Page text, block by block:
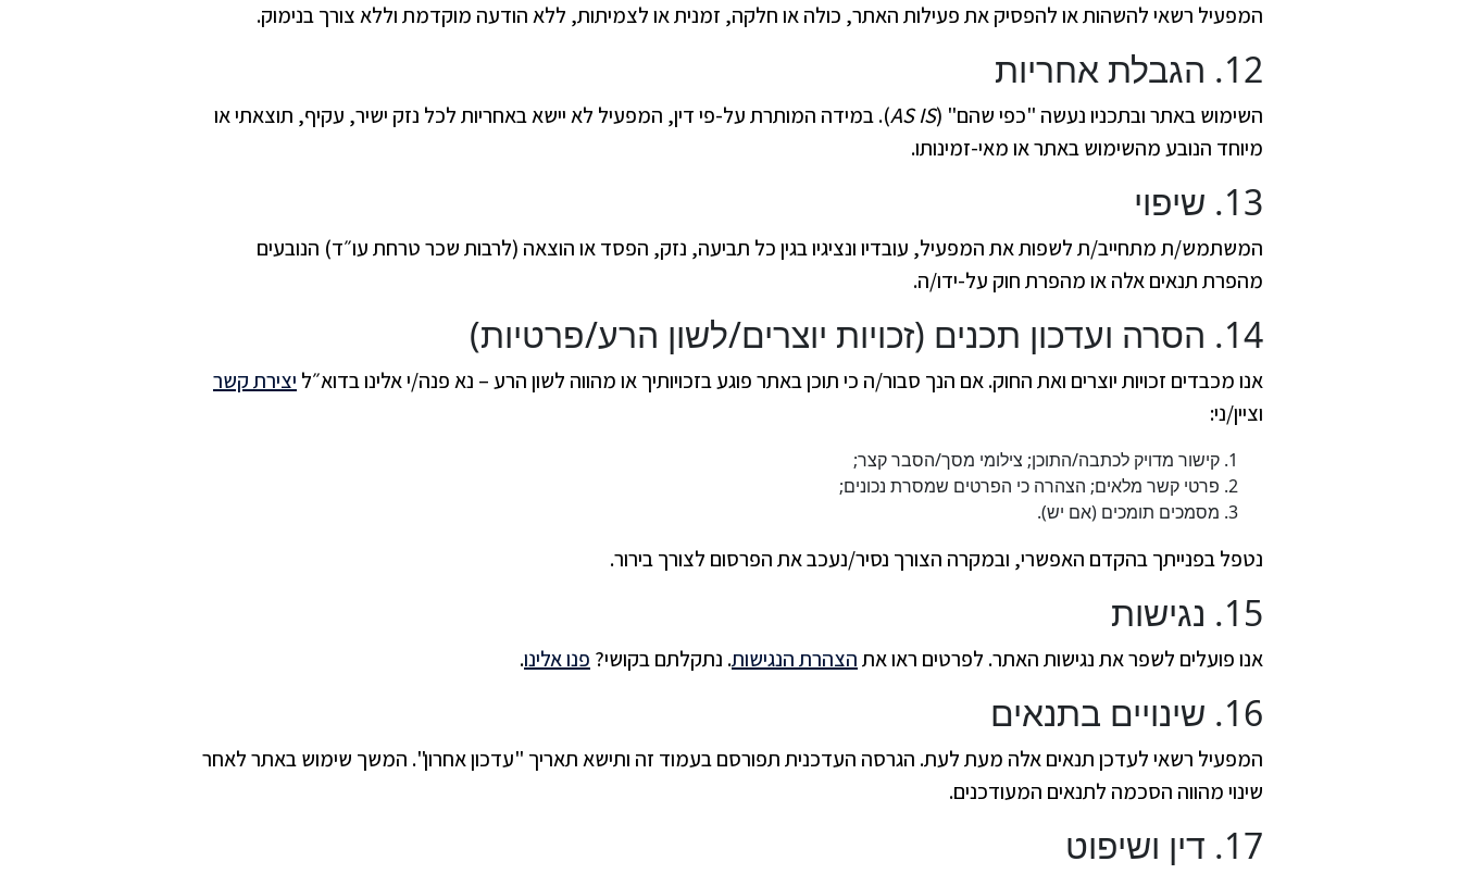
המפעיל רשאי להשהות או להפסיק את פעילות האתר, כולה או חלקה, זמנית או לצמיתות, ללא הודעה מוקדמת וללא צורך בנימוק.
12. הגבלת אחריות
השימוש באתר ובתכניו נעשה "כפי שהם" (AS IS). במידה המותרת על-פי דין, המפעיל לא יישא באחריות לכל נזק ישיר, עקיף, תוצאתי או
מיוחד הנובע מהשימוש באתר או מאי-זמינותו.
13. שיפוי
המשתמש/ת מתחייב/ת לשפות את המפעיל, עובדיו ונציגיו בגין כל תביעה, נזק, הפסד או הוצאה (לרבות שכר טרחת עו״ד) הנובעים
מהפרת תנאים אלה או מהפרת חוק על-ידו/ה.
14. הסרה ועדכון תכנים (זכויות יוצרים/לשון הרע/פרטיות)
אנו מכבדים זכויות יוצרים ואת החוק. אם הנך סבור/ה כי תוכן באתר פוגע בזכויותיך או מהווה לשון הרע – נא פנה/י אלינו בדוא״ל יצירת קשר
וציין/ני:
קישור מדויק לכתבה/התוכן; צילומי מסך/הסבר קצר;
פרטי קשר מלאים; הצהרה כי הפרטים שמסרת נכונים;
מסמכים תומכים (אם יש).
נטפל בפנייתך בהקדם האפשרי, ובמקרה הצורך נסיר/נעכב את הפרסום לצורך בירור.
15. נגישות
אנו פועלים לשפר את נגישות האתר. לפרטים ראו אתהצהרת הנגישות. נתקלתם בקושי? פנו אלינו.
16. שינויים בתנאים
המפעיל רשאי לעדכן תנאים אלה מעת לעת. הגרסה העדכנית תפורסם בעמוד זה ותישא תאריך "עדכון אחרון". המשך שימוש באתר לאחר
שינוי מהווה הסכמה לתנאים המעודכנים.
17. דין ושיפוט